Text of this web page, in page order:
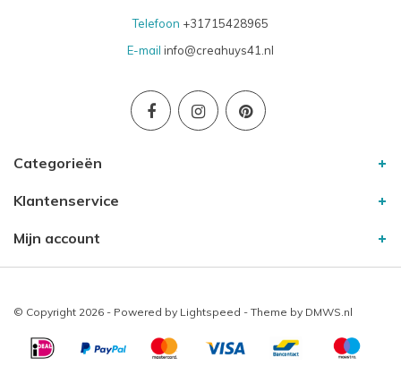
Telefoon +31715428965
E-mail info@creahuys41.nl
Categorieën
Klantenservice
Mijn account
© Copyright 2026 - Powered by Lightspeed - Theme by DMWS.nl